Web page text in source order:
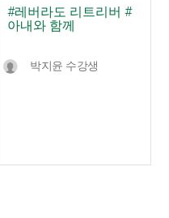
#레버라도 리트리버 #
아내와 함께
박지윤 수강생